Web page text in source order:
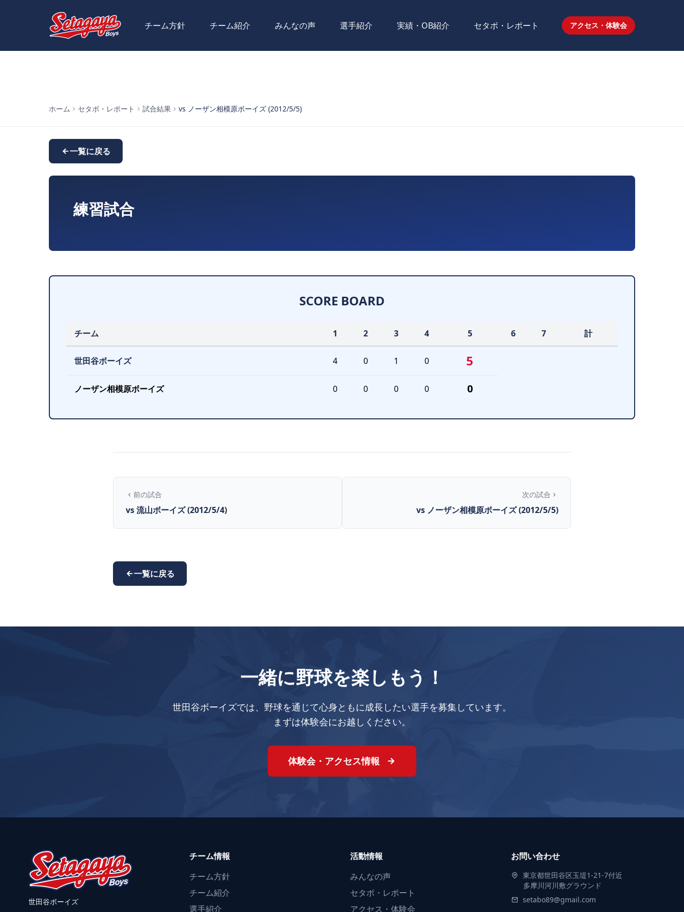
チーム方針 チーム紹介 みんなの声 選手紹介 実績・OB紹介 セタボ・レポート アクセス・体験会
ホーム セタボ・レポート 試合結果 vs ノーザン相模原ボーイズ (2012/5/5)
一覧に戻る
練習試合
SCORE BOARD
チーム 1 2 3 4 5 6 7 計
世田谷ボーイズ 4 0 1 0 5
ノーザン相模原ボーイズ 0 0 0 0 0
前の試合
vs 流山ボーイズ (2012/5/4)
次の試合
vs ノーザン相模原ボーイズ (2012/5/5)
一覧に戻る
一緒に野球を楽しもう！
世田谷ボーイズでは、野球を通じて心身ともに成長したい選手を募集しています。
まずは体験会にお越しください。
体験会・アクセス情報
世田谷ボーイズ
チーム情報
チーム方針
チーム紹介
選手紹介
活動情報
みんなの声
セタボ・レポート
アクセス・体験会
お問い合わせ
東京都世田谷区玉堤1-21-7付近
多摩川河川敷グラウンド
setabo89@gmail.com